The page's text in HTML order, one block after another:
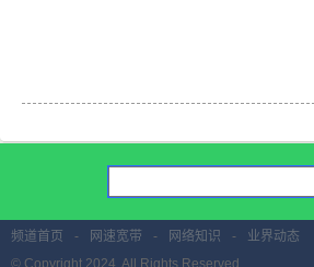
频道首页 - 网速宽带 - 网络知识 -
业界动态
© Copyright 2024. All Rights Reserved.